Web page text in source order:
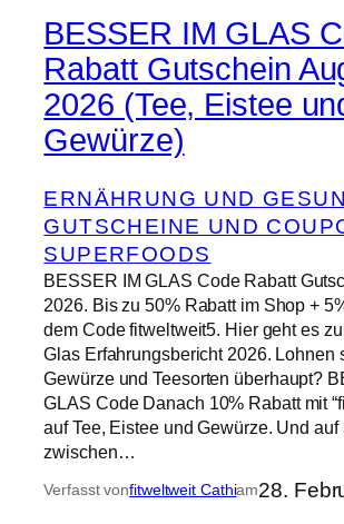
BESSER IM GLAS
Rabatt Gutschein
2026 (Tee, Eistee
Gewürze)
ERNÄHRUNG UND
GUTSCHEINE UND
SUPERFOODS
BESSER IM GLAS Code Rabatt
2026. Bis zu 50% Rabatt im Shop +
dem Code fitweltweit5. Hier geht es
Glas Erfahrungsbericht 2026. Lohnen
Gewürze und Teesorten überhaupt?
GLAS Code Danach 10% Rabatt mit
auf Tee, Eistee und Gewürze. Und auf
zwischen…
Verfasst vonfitweltweit Cathiam28.